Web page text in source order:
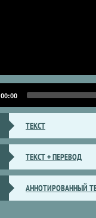
00:00
ТЕКСТ
ТЕКСТ + ПЕРЕВОД
АННОТИРОВАННЫЙ